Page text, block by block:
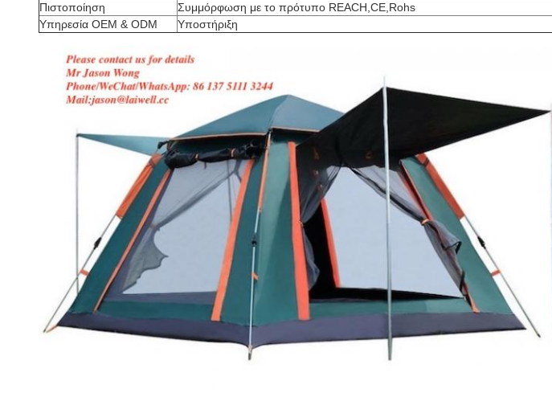
Πιστοποίηση
Συμμόρφωση με το πρότυπο REACH,CE,Rohs
Υπηρεσία OEM & ODM
Υποστήριξη